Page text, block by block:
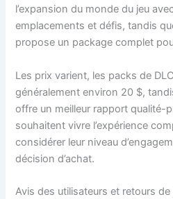
l’expansion du monde du jeu
emplacements et défis, tandis
propose un package complet
Les prix varient, les packs de
généralement environ 20 $,
offre un meilleur rapport qualité-
souhaitent vivre l’expérience
considérer leur niveau
décision d’achat.
Avis des utilisateurs et retours